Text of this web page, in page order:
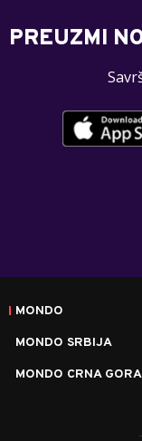
PREUZMI
MONDO
MONDO SRBIJA
MONDO CRNA GORA